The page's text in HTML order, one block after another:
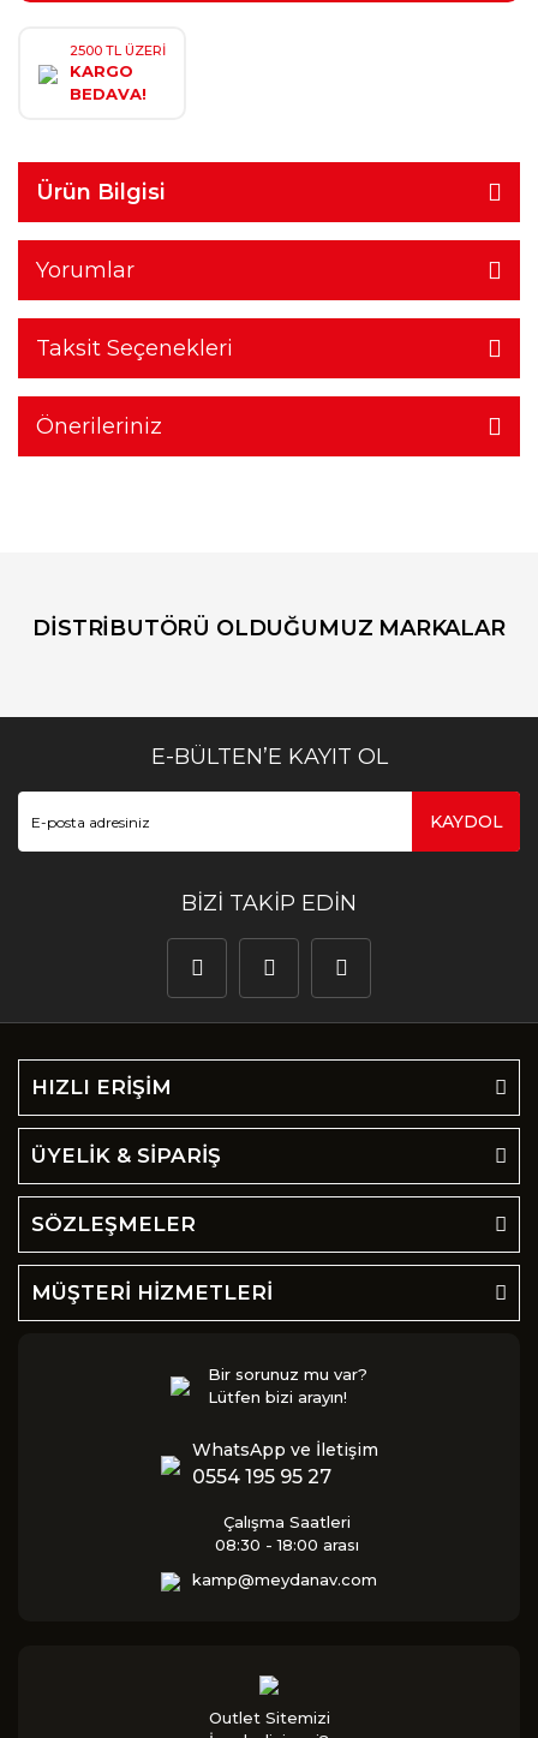
2500 TL ÜZERİ
KARGO
BEDAVA!
Ürün Bilgisi
Yorumlar
Taksit Seçenekleri
Önerileriniz
DİSTRİBUTÖRÜ OLDUĞUMUZ MARKALAR
E-BÜLTEN’E KAYIT OL
KAYDOL
BİZİ TAKİP EDİN
HIZLI ERİŞİM
ÜYELİK & SİPARİŞ
SÖZLEŞMELER
MÜŞTERİ HİZMETLERİ
Bir sorunuz mu var?
Lütfen bizi arayın!
WhatsApp ve İletişim
0554 195 95 27
Çalışma Saatleri
08:30 - 18:00 arası
kamp@meydanav.com
Outlet Sitemizi